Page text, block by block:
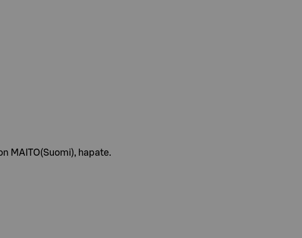
MAITO(Suomi), hapate.